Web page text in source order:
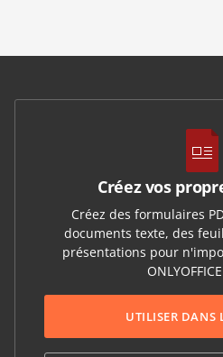
Créez vos
Créez des formulaires
documents texte, des
présentations pour
UTILISER DANS